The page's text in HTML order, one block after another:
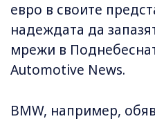
евро в своите
надеждата да
мрежи в
Automotive News.
BMW, например,